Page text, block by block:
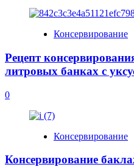
Консервирование
Рецепт
литровых банках с
0
Консервирование
Консервирование